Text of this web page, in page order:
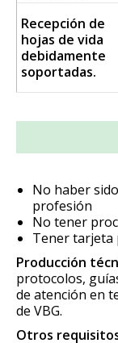
Recepción de
hojas de vida
debidamente
soportadas.
No haber
profesión
No tener
Tener tarjeta
Producción
protocolos,
de atención en
de VBG.
Otros